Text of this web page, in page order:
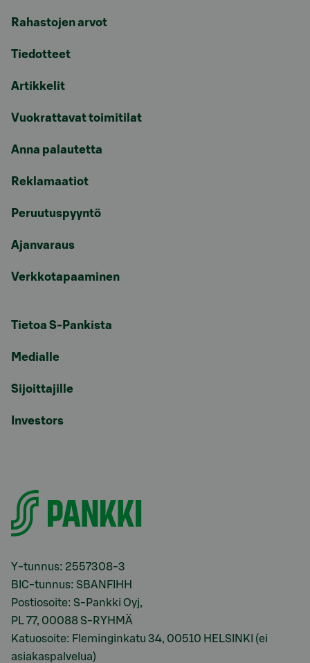
Rahastojen arvot
Tiedotteet
Artikkelit
Vuokrattavat toimitilat
Anna palautetta
Reklamaatiot
Peruutuspyyntö
Ajanvaraus
Verkkotapaaminen
Tietoa S-Pankista
Medialle
Sijoittajille
Investors
Y-tunnus: 2557308-3
BIC-tunnus: SBANFIHH
Postiosoite: S-Pankki Oyj,
PL 77, 00088 S-RYHMÄ
Katuosoite: Fleminginkatu 34, 00510 HELSINKI (ei
asiakaspalvelua)